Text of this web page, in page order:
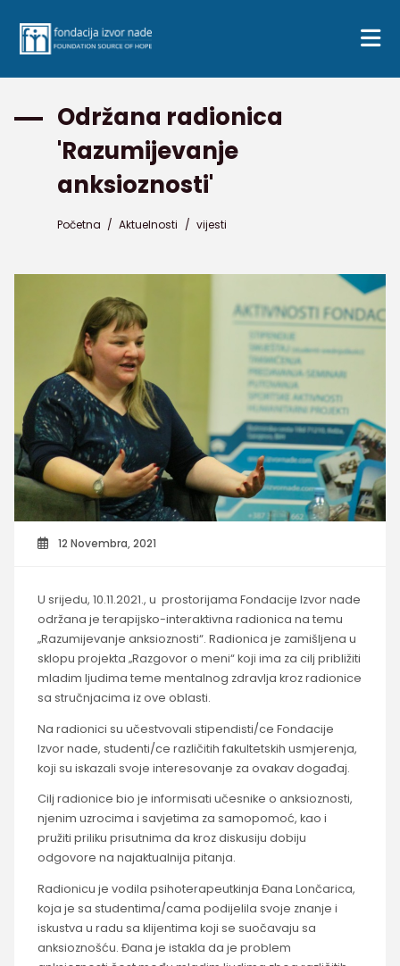
Održana radionica
'Razumijevanje
anksioznosti'
Početna / Aktuelnosti / vijesti
12 Novembra, 2021
U srijedu, 10.11.2021., u prostorijama Fondacije Izvor nade
održana je terapijsko-interaktivna radionica na temu
„Razumijevanje anksioznosti“. Radionica je zamišljena u
sklopu projekta „Razgovor o meni“ koji ima za cilj približiti
mladim ljudima teme mentalnog zdravlja kroz radionice
sa stručnjacima iz ove oblasti.
Na radionici su učestvovali stipendisti/ce Fondacije
Izvor nade, studenti/ce različitih fakultetskih usmjerenja,
koji su iskazali svoje interesovanje za ovakav događaj.
Cilj radionice bio je informisati učesnike o anksioznosti,
njenim uzrocima i savjetima za samopomoć, kao i
pružiti priliku prisutnima da kroz diskusiju dobiju
odgovore na najaktualnija pitanja.
Radionicu je vodila psihoterapeutkinja Đana Lončarica,
koja je sa studentima/cama podijelila svoje znanje i
iskustva u radu sa klijentima koji se suočavaju sa
anksioznošću. Đana je istakla da je problem